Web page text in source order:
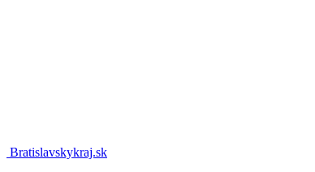
Bratislavskykraj.sk